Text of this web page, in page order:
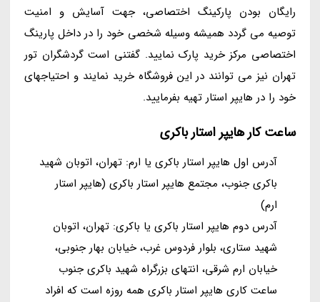
رایگان بودن پارکینگ اختصاصی، جهت آسایش و امنیت
توصیه می گردد همیشه وسیله شخصی خود را در داخل پارینگ
اختصاصی مرکز خرید پارک نمایید. گفتنی است گردشگران تور
تهران نیز می توانند در این فروشگاه خرید نمایند و احتیاجهای
خود را در هایپر استار تهیه بفرمایید.
ساعت کار هایپر استار باکری
آدرس اول هایپر استار باکری یا ارم: تهران، اتوبان شهید
باکری جنوب، مجتمع هایپر استار باکری (هایپر استار
ارم)
آدرس دوم هایپر استار باکری یا باکری: تهران، اتوبان
شهید ستاری، بلوار فردوس غرب، خیابان بهار جنوبی،
خیابان ارم شرقی، انتهای بزرگراه شهید باکری جنوب
ساعت کاری هایپر استار باکری همه روزه است که افراد